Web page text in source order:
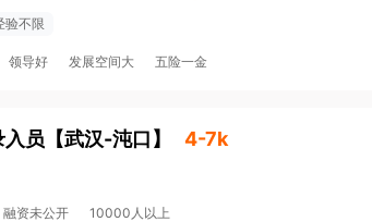
验不限
领导好 发展空间大 五险一金
员 【武汉-沌口 】 4-7k
融资未公开 10000人以上